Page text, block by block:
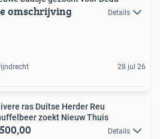
omschrijving Details
28 jul 26
ras Duitse Herder Reu
zoekt Nieuw Thuis
Details